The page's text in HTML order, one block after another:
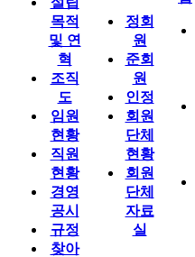
목적
및 연
혁
조직
도
임원
현황
직원
현황
경영
공시
규정
찾아
정회
원
준회
원
인정
회원
단체
현황
회원
단체
자료
실